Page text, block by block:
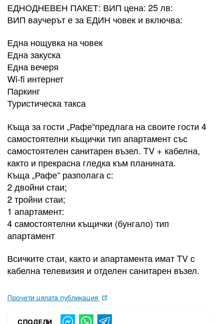
​ЕДНОДНЕВЕН ПАКЕТ: ВИП цена: 25 лв:
ВИП ваучерът е за ЕДИН човек и включва:
Една нощувка на човек
Една закуска
Една вечеря
Wi-fi интернет
Паркинг
Туристическа такса
Къща за гости „Рафе“предлага на своите гости 4
самостоятелни къщички тип апартамент със
самостоятелен санитарен възел. TV + кабелна,
както и прекрасна гледка към планината.
Къща „Рафе“ разполага с:
2 двойни стаи;
2 тройни стаи;
1 апартамент:
4 самостоятелни къщички (бунгало) тип
апартамент
Всичките стаи, както и апартамента имат TV с
кабелна телевизия и отделен санитарен възел.
Прочети цялата публикация
СПОДЕЛИ